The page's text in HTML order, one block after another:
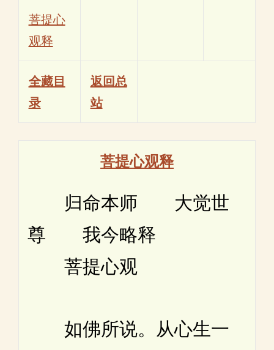
菩提心
观释
全藏目
录
返回总
站
菩提心观释
归命本师 大觉世
尊 我今略释
菩提心观
如佛所说。从心生一